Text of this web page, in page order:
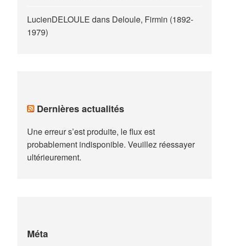
LucienDELOULE dans Deloule, Firmin (1892-
1979)
Dernières actualités
Une erreur s’est produite, le flux est
probablement indisponible. Veuillez réessayer
ultérieurement.
Méta